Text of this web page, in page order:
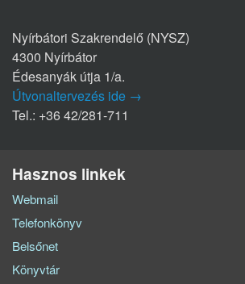
Nyírbátori Szakrendelő (NYSZ)
4300 Nyírbátor
Édesanyák útja 1/a.
Útvonaltervezés ide →
Tel.: +36 42/281-711
Hasznos linkek
Webmail
Telefonkönyv
Belsőnet
Könyvtár